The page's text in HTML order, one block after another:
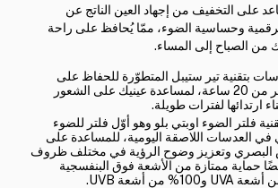
على التخفيف من إجهاد العين الناتج عن
وحساسية الضوء، ممّا يُحافظ على راحة
من الصباح إلى المساء.
بتقنية تير ستيبل المتطوّرة للحفاظ على
رطوبة العين لأكثر من 20 ساعة، لمساعدة عينيك على الشعور
ارتدائها لفترات طويلة.
فلتر الضوء اوبتي بلو وهو أوّل فلتر للضوء
في العدسات اللاصقة اليومية، للمساعدة على
البصري وتعزيز وضوح الرؤية في مختلف ظروف
حماية ممتازة من الأشعة فوق البنفسجية